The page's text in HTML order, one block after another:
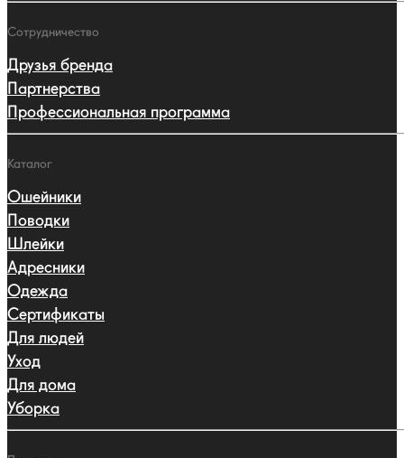
Сотрудничество
Друзья бренда
Партнерства
Профессиональная программа
Каталог
Ошейники
Поводки
Шлейки
Адресники
Одежда
Сертификаты
Для людей
Уход
Для дома
Уборка